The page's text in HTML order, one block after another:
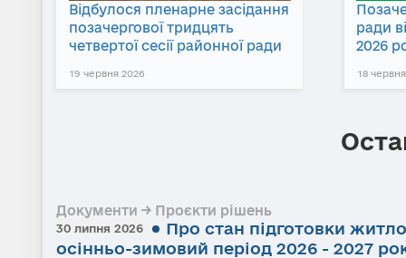
Відбулося пленарне засідання
позачергової тридцять
четвертої сесії районної ради
19 червня 2026
ради
2026
18
Документи → Проєкти рішень
30 липня 2026
Про стан підготовки
осінньо-зимовий період 2026 - 2027